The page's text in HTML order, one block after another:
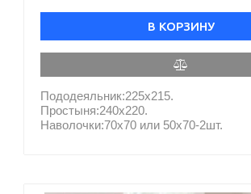
В КОРЗИНУ
Пододеяльник:225х215.
Простыня:240х220.
Наволочки:70х70 или 50х70-2шт.